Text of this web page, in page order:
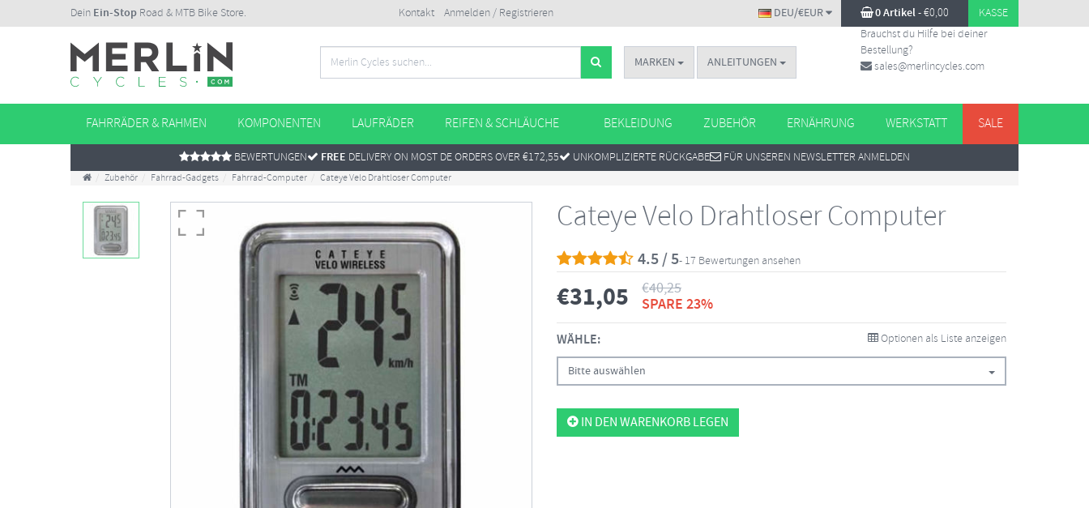
Dein Ein-Stop Road & MTB Bike Store. Kontakt Anmelden / Registrieren 0 Artikel-€0,00 KASSE
DEU/€EUR
MARKEN ANLEITUNGEN
Brauchst du Hilfe bei deiner
Bestellung?
sales@merlincycles.com
FAHRRÄDER & RAHMEN KOMPONENTEN LAUFRÄDER REIFEN & SCHLÄUCHE BEKLEIDUNG ZUBEHÖR ERNÄHRUNG WERKSTATT SALE
BEWERTUNGEN FREE DELIVERY ON MOST DE ORDERS OVER €172,55 UNKOMPLIZIERTE RÜCKGABE FÜR UNSEREN NEWSLETTER ANMELDEN
Zubehör Fahrrad-Gadgets Fahrrad-Computer Cateye Velo Drahtloser Computer
Cateye Velo Drahtloser Computer
4.5 / 5- 17 Bewertungen ansehen
€31,05 €40,25
SPARE 23%
WÄHLE: Optionen als Liste anzeigen
Bitte auswählen
IN DEN WARENKORB LEGEN